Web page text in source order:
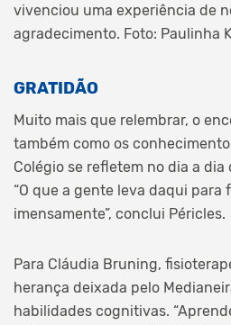
vivenciou uma experiência de
agradecimento. Foto: Paulinha
GRATIDÃO
Muito mais que relembrar, o
também como os
Colégio se refletem no dia a dia
“O que a gente leva daqui para
imensamente”, conclui Péricles.
Para Cláudia Bruning,
herança deixada pelo
habilidades cognitivas.